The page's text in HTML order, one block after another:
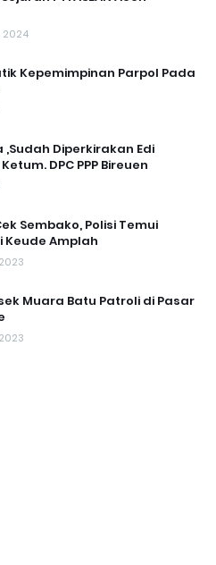
2024
Kepemimpinan Parpol Pada
,Sudah Diperkirakan Edi
DPC PPP Bireuen
Sembako, Polisi Temui
Keude Amplah
Muara Batu Patroli di Pasar